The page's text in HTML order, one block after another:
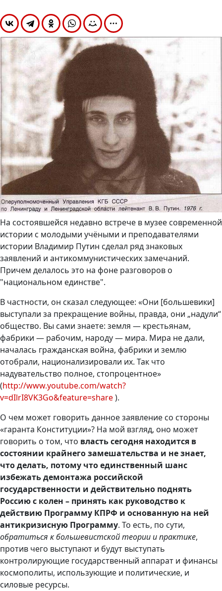
На состоявшейся недавно встрече в музее современной
истории с молодыми учёными и преподавателями
истории Владимир Путин сделал ряд знаковых
заявлений и антикоммунистических замечаний.
Причем делалось это на фоне разговоров о
"национальном единстве".
В частности, он сказал следующее: «Они [большевики]
выступали за прекращение войны, правда, они „надули“
общество. Вы сами знаете: земля — крестьянам,
фабрики — рабочим, народу — мира. Мира не дали,
началась гражданская война, фабрики и землю
отобрали, национализировали их. Так что
надувательство полное, стопроцентное»
(http://www.youtube.com/watch?
v=dIlrI8VK3Go&feature=share).
О чем может говорить данное заявление со стороны
«гаранта Конституции»? На мой взгляд, оно может
говорить о том, что власть сегодня находится в
состоянии крайнего замешательства и не знает,
что делать, потому что единственный шанс
избежать демонтажа российской
государственности и действительно поднять
Россию с колен – принять как руководство к
действию Программу КПРФ и основанную на ней
антикризисную Программу. То есть, по сути,
обратиться к большевистской теории и практике,
против чего выступают и будут выступать
контролирующие государственный аппарат и финансы
космополиты, использующие и политические, и
силовые ресурсы.